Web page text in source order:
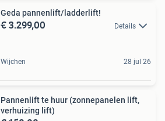
Geda pannenlift/ladderlift!
€ 3.299,00 Details
Wijchen 28 jul 26
Pannenlift te huur (zonnepanelen lift,
verhuizing lift)